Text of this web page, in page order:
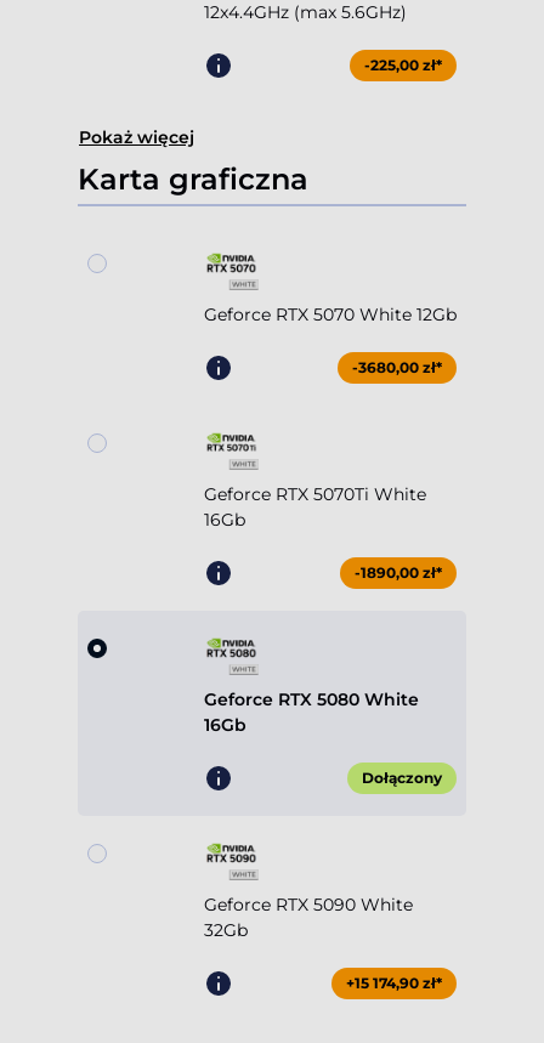
12x4.4GHz (max 5.6GHz)
-225,00 zł*
Pokaż więcej
Karta graficzna
Geforce RTX 5070 White 12Gb
-3680,00 zł*
Geforce RTX 5070Ti White
16Gb
-1890,00 zł*
Geforce RTX 5080 White
16Gb
Dołączony
Geforce RTX 5090 White
32Gb
+15 174,90 zł*